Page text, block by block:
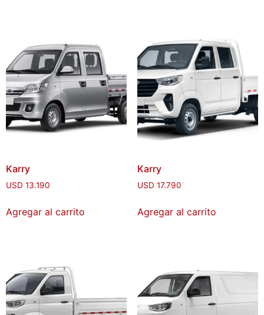
Karry
USD 13.190
Agregar al carrito
Karry
USD 17.790
Agregar al carrito